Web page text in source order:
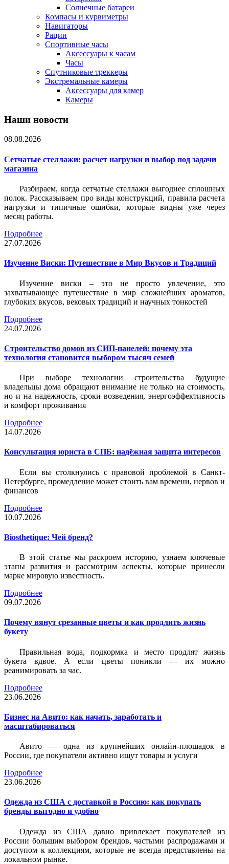
Солнечные батареи
Компасы и курвиметры
Навигаторы
Рации
Спортивные часы
Аксессуары к часам
Часы
Спутниковые треккеры
Экстремальные камеры
Аксессуары для камер
Камеры
Наши новости
08.08.2026
Сетчатые стеллажи: расчет нагрузки и выбор под задачи
магазина
Разбираем, когда сетчатые стеллажи выгоднее сплошных
полок. Рассказываем про виды конструкций, правила расчета
нагрузки и типичные ошибки, которые видны уже через
месяц работы.
Подробнее
27.07.2026
Изучение Виски: Путешествие в Мир Вкусов и Традиций
Изучение виски – это не просто увлечение, это
захватывающее путешествие в мир сложнейших ароматов,
глубоких вкусов, вековых традиций и научных тонкостей
Подробнее
24.07.2026
Строительство домов из СИП-панелей: почему эта
технология становится выбором тысяч семей
При выборе технологии строительства будущие
владельцы дома обращают внимание не только на стоимость,
но и на надежность, сроки возведения, энергоэффективность
и комфорт проживания
Подробнее
14.07.2026
Консультация юриста в СПБ: надёжная защита интересов
Если вы столкнулись с правовой проблемой в Санкт-
Петербурге, промедление может стоить вам времени, нервов и
финансов
Подробнее
10.07.2026
Biosthetique: Чей бренд?
В этой статье мы раскроем историю, узнаем ключевые
этапы развития и рассмотрим аспекты, которые принесли
марке мировую известность.
Подробнее
09.07.2026
Почему вянут срезанные цветы и как продлить жизнь
букету
Правильная вода, подкормка и место продлят жизнь
букета вдвое. А если цветы поникли — их можно
реанимировать за час.
Подробнее
23.06.2026
Бизнес на Авито: как начать, заработать и
масштабироваться
Авито — одна из крупнейших онлайн-площадок в
России, где покупатели активно ищут товары и услуги
Подробнее
23.06.2026
Одежда из США с доставкой в Россию: как покупать
бренды выгодно и удобно
Одежда из США давно привлекает покупателей из
России большим выбором брендов, частыми распродажами и
доступом к коллекциям, которые не всегда представлены на
локальном рынке.